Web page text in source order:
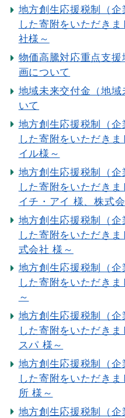
地方創生応援税制（
した寄附をいただき
社様～
物価高騰対応重点支
画について
地域未来交付金（地
いて
地方創生応援税制（
した寄附をいただき
イル様～
地方創生応援税制（
した寄附をいただき
イチ・アイ 様、株式
地方創生応援税制（
した寄附をいただき
式会社 様～
地方創生応援税制（
した寄附をいただき
～
地方創生応援税制（
した寄附をいただき
スパ 様～
地方創生応援税制（
した寄附をいただき
所 様～
地方創生応援税制（